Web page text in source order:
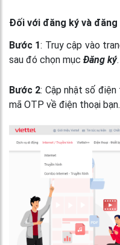
Đối với đăng ký và
Bước 1: Truy cập vào
sau đó chọn mục Đăng ký.
Bước 2: Cập nhật số
mã OTP về điện thoại bạn.